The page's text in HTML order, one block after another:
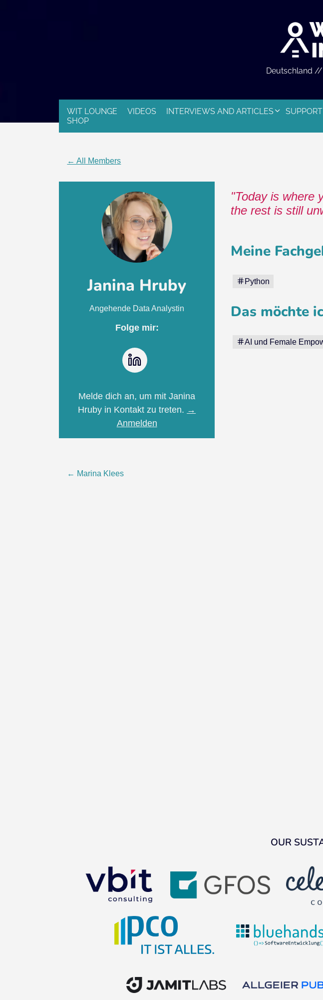
Deutschland
WIT LOUNGE VIDEOS INTERVIEWS AND ARTICLES
SHOP
← All Members
Janina Hruby
Angehende Data Analystin
Folge mir:
Melde dich an, um mit Janina
Hruby in Kontakt zu treten. →
Anmelden
Today is where
the rest is still
Meine
Python
Das möchte
AI und Female
Post
← Marina Klees
OUR